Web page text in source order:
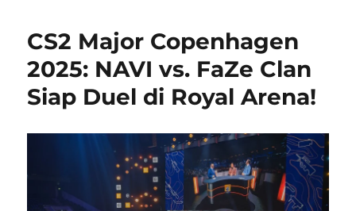
CS2 Major Copenhagen
2025: NAVI vs. FaZe Clan
Siap Duel di Royal Arena!